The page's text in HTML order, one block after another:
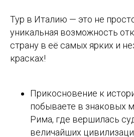
Тур в Италию — это не
уникальная возможность
страну в её самых ярких и
красках!
Прикосновение к
побываете в знаковых
Рима, где вершилась
величайших